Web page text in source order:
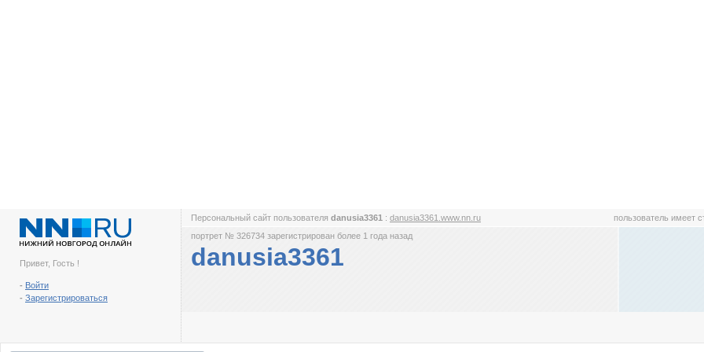
Привет, Гость !
- Войти
- Зарегистрироваться
Персональный сайт пользователя danusia3361 : danusia3361.www.nn.ru пользователь имеет
портрет № 326734 зарегистрирован более 1 года назад
danusia3361